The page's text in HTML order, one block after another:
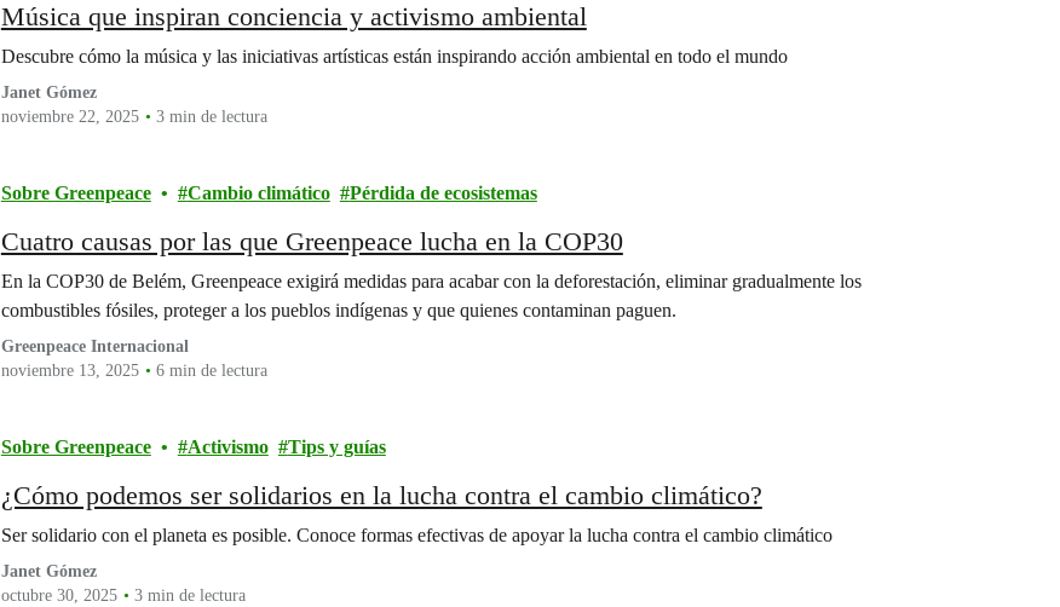
Música que inspiran conciencia y activismo ambiental
Descubre cómo la música y las iniciativas artísticas están inspirando acción ambiental en todo el mundo
Janet Gómez
noviembre 22, 2025
3 min de lectura
Sobre Greenpeace Cambio climático Pérdida de ecosistemas
Cuatro causas por las que Greenpeace lucha en la COP30
En la COP30 de Belém, Greenpeace exigirá medidas para acabar con la deforestación, eliminar gradualmente los
combustibles fósiles, proteger a los pueblos indígenas y que quienes contaminan paguen.
Greenpeace Internacional
noviembre 13, 2025
6 min de lectura
Sobre Greenpeace Activismo Tips y guías
¿Cómo podemos ser solidarios en la lucha contra el cambio climático?
Ser solidario con el planeta es posible. Conoce formas efectivas de apoyar la lucha contra el cambio climático
Janet Gómez
octubre 30, 2025
3 min de lectura